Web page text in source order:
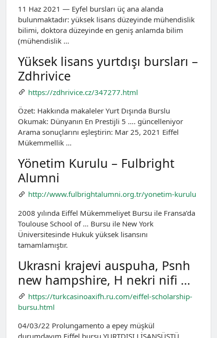
11 Haz 2021 — Eyfel bursları üç ana alanda
bulunmaktadır: yüksek lisans düzeyinde mühendislik
bilimi, doktora düzeyinde en geniş anlamda bilim
(mühendislik …
Yüksek lisans yurtdışı bursları –
Zdhrivice
https://zdhrivice.cz/347277.html
Özet: Hakkında makaleler Yurt Dışında Burslu
Okumak: Dünyanın En Prestijli 5 …. güncelleniyor
Arama sonuçlarını eşleştirin: Mar 25, 2021 Eiffel
Mükemmellik …
Yönetim Kurulu – Fulbright
Alumni
http://www.fulbrightalumni.org.tr/yonetim-kurulu
2008 yılında Eiffel Mükemmeliyet Bursu ile Fransa’da
Toulouse School of … Bursu ile New York
Üniversitesinde Hukuk yüksek lisansını
tamamlamıştır.
Ukrasni krajevi auspuha, Psnh
new hampshire, H nekri nifi …
https://turkcasinoaxifh.ru.com/eiffel-scholarship-
bursu.html
04/03/22 Prolungamento a epey müşkül